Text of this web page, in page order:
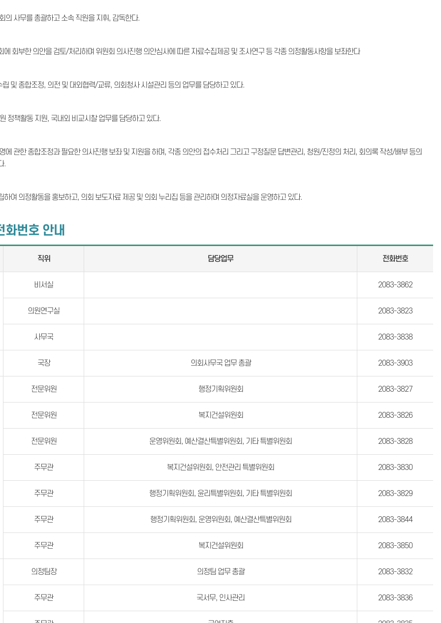
의 사무를 총괄하고 소속 직원을 지휘, 감독한다.
에 회부한 의안을 검토/처리하며 위원회 의사진행 의안심사에 따른 자료수집제공 및 조사연구 등 각종 의정활동사항을 보좌한다
및 종합조정, 의전 및 대외협력/교류, 의회청사 시설관리 등의 업무를 담당하고 있다.
정책활동 지원, 국내외 비교시찰 업무를 담당하고 있다.
에 관한 종합조정과 필요한 의사진행 보좌 및 지원을 하며, 각종 의안의 접수처리 그리고 구정질문 답변관리, 청원/진정의 처리, 회의록 작성/배부 등의
.
하여 의정활동을 홍보하고, 의회 보도자료 제공 및 의회 누리집 등을 관리하며 의정자료실을 운영하고 있다.
화번호 안내
직위 담당업무 전화번호
비서실 2083-3862
의원연구실 2083-3823
사무국 2083-3838
국장 의회사무국 업무 총괄 2083-3903
전문위원 행정기획위원회 2083-3827
전문위원 복지건설위원회 2083-3826
전문위원 운영위원회, 예산결산특별위원회, 기타 특별위원회 2083-3828
주무관 복지건설위원회, 안전관리 특별위원회 2083-3830
주무관 행정기획위원회, 윤리특별위원회, 기타 특별위원회 2083-3829
주무관 행정기획위원회, 운영위원회, 예산결산특별위원회 2083-3844
주무관 복지건설위원회 2083-3850
의정팀장 의정팀 업무 총괄 2083-3832
주무관 국서무, 인사관리 2083-3836